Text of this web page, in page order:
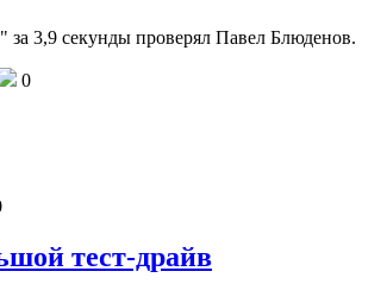
за 3,9 секунды проверял Павел Блюденов.
0
тест-драйв